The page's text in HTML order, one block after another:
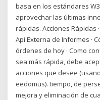
basa en los estándares
aprovechar las últimas
rápidas. Acciones Rápidas
Api Externa de Informes ·
órdenes de hoy · Como
sea más rápida, debe
acciones que desee
eedomus). tiempo, de
mejora y eliminación de